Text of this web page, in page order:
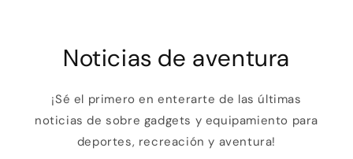
Noticias de aventura
¡Sé el primero en enterarte de las últimas
noticias de sobre gadgets y equipamiento para
deportes, recreación y aventura!